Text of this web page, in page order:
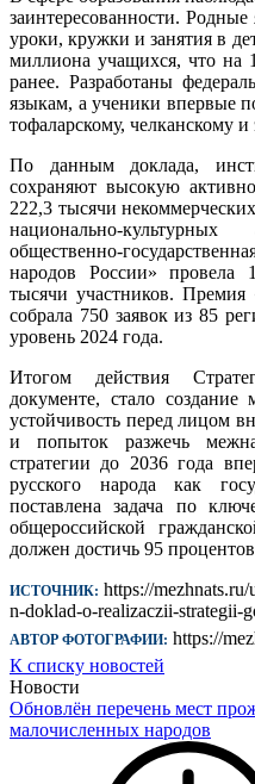
заинтересованности.
уроки, кружки и занятия в
миллиона учащихся, что на
ранее. Разработаны
языкам, а ученики впервые
тофаларскому, челканскому
По данным доклада,
сохраняют высокую
222,3 тысячи
национально-
общественно-
народов России» провела
тысячи участников.
собрала 750 заявок из 85
уровень 2024 года.
Итогом действия
документе, стало создание
устойчивость перед лицом
и попыток разжечь
стратегии до 2036 года
русского народа как
поставлена задача по
общероссийской
должен достичь 95
ИСТОЧНИК: https://
n-doklad-o-realizaczii-strategii-
АВТОР ФОТОГРАФИИ: https://
К списку новостей
Новости
Обновлён перечень мест
малочисленных народов